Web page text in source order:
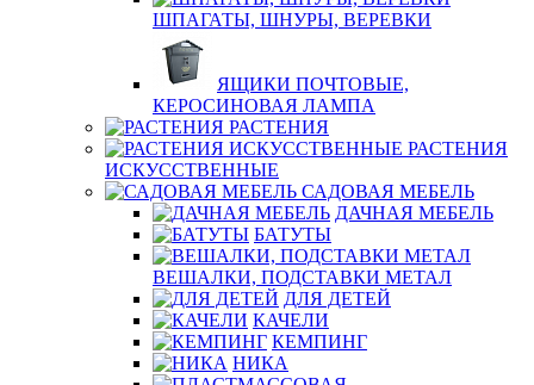
ШПАГАТЫ, ШНУРЫ, ВЕРЕВКИ
ЯЩИКИ ПОЧТОВЫЕ,
КЕРОСИНОВАЯ ЛАМПА
РАСТЕНИЯ
РАСТЕНИЯ
ИСКУССТВЕННЫЕ
САДОВАЯ МЕБЕЛЬ
ДАЧНАЯ МЕБЕЛЬ
БАТУТЫ
ВЕШАЛКИ, ПОДСТАВКИ МЕТАЛ
ДЛЯ ДЕТЕЙ
КАЧЕЛИ
КЕМПИНГ
НИКА